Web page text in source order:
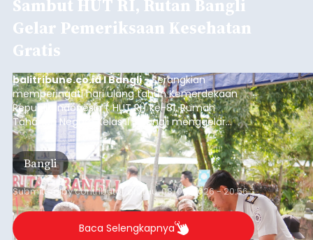
Sambut HUT RI, Rutan Bangli
Gelar Pemeriksaan Kesehatan
Gratis
balitribune.co.id I Bangli -Serangkian
memperingati hari ulang tahun Kemerdekaan
Republik Indonesia ( HUT RI) ke-81, Rumah
Tahanan Negara Kelas II B Bangli menggelar
kegiatan pemeriksaan kesehatan gratis, Rabu
(6/8/2026).
Bangli
Submitted bycontributor Thu, 08/06/2026 - 20:56
Baca Selengkapnya